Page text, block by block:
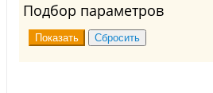
Подбор параметров